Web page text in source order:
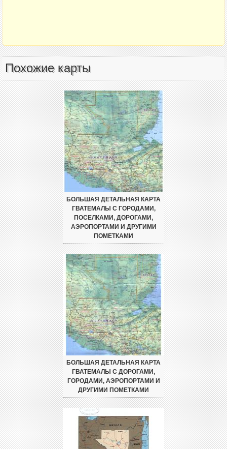
Похожие карты
БОЛЬШАЯ ДЕТАЛЬНАЯ КАРТА
ГВАТЕМАЛЫ С ГОРОДАМИ,
ПОСЕЛКАМИ, ДОРОГАМИ,
АЭРОПОРТАМИ И ДРУГИМИ
ПОМЕТКАМИ
БОЛЬШАЯ ДЕТАЛЬНАЯ КАРТА
ГВАТЕМАЛЫ С ДОРОГАМИ,
ГОРОДАМИ, АЭРОПОРТАМИ И
ДРУГИМИ ПОМЕТКАМИ